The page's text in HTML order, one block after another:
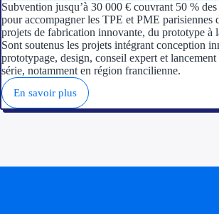
Subvention jusqu’à 30 000 € couvrant 50 % des
pour accompagner les TPE et PME parisiennes
projets de fabrication innovante, du prototype à
Sont soutenus les projets intégrant conception
prototypage, design, conseil expert et lancement
série, notamment en région francilienne.
En savoir plus